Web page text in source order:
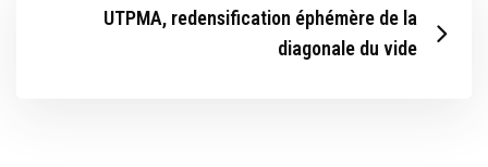
UTPMA, redensification éphémère de la
diagonale du vide